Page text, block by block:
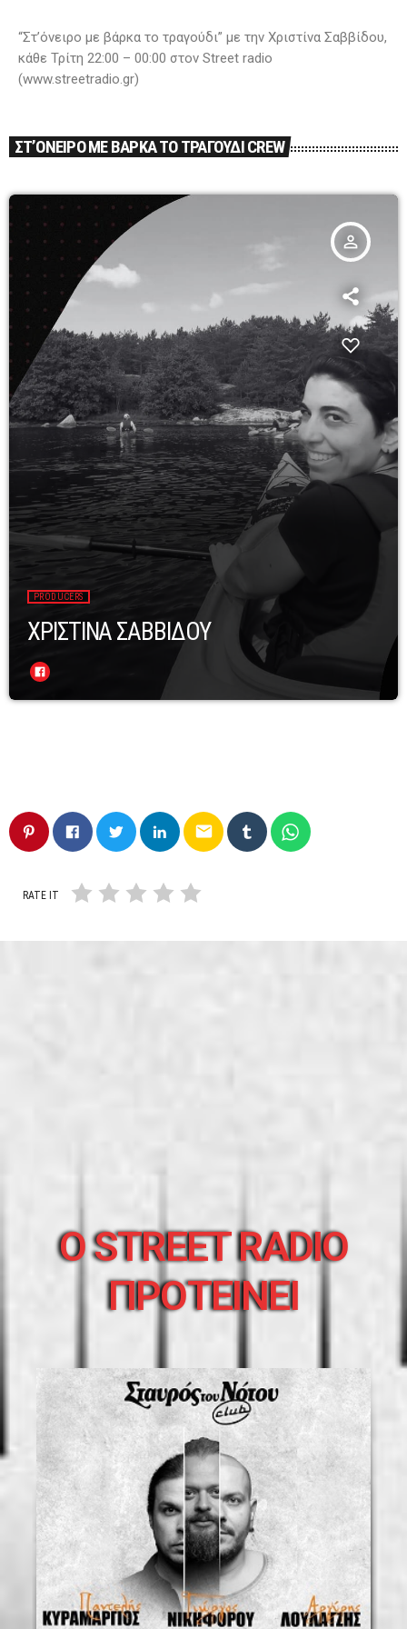
“Στ’όνειρο με βάρκα το τραγούδι” με την Χριστίνα Σαββίδου,
κάθε Τρίτη 22:00 – 00:00 στον Street radio
(www.streetradio.gr)
ΣΤ’ΟΝΕΙΡΟ ΜΕ ΒΑΡΚΑ ΤΟ ΤΡΑΓΟΥΔΙ CREW
person_outline
PRODUCERS
ΧΡΙΣΤΙΝΑ ΣΑΒΒΙΔΟΥ
email
RATE IT
O STREET RADIO
ΠΡΟΤΕΙΝΕΙ